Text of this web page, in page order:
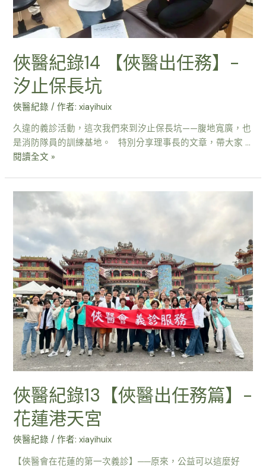
俠醫紀錄14 【俠醫出任務】-
汐止保長坑
俠醫紀錄 / 作者:xiayihuix
久違的義診活動，這次我們來到汐止保長坑——腹地寬廣，也
是消防隊員的訓練基地。 特別分享理事長的文章，帶大家 …
閱讀全文 »
俠醫紀錄13【俠醫出任務篇】-
花蓮港天宮
俠醫紀錄 / 作者:xiayihuix
【俠醫會在花蓮的第一次義診】──原來，公益可以這麼好